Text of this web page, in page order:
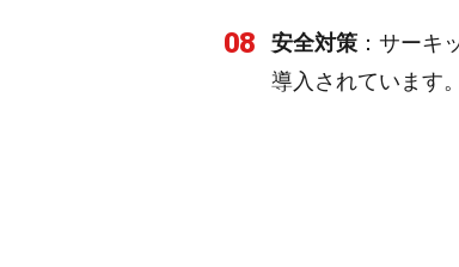
08 安全対策 ：サーキ
導入されています。